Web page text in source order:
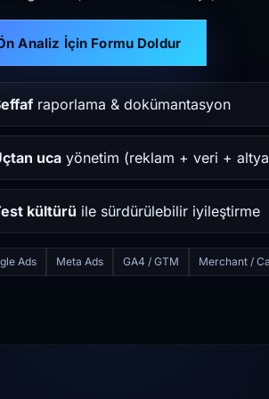
Analiz İçin Formu Doldur
raporlama & dokümantasyon
uca yönetim (reklam + veri +
kültürü ile sürdürülebilir iyileştirme
Ads Meta Ads GA4 / GTM Merchant /